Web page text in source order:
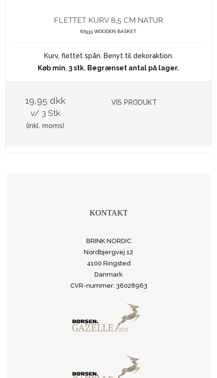
FLETTET KURV 8,5 CM NATUR
67933 WOODEN BASKET
Kurv, flettet spån. Benyt til dekoraktion.
Køb min. 3 stk. Begrænset antal på lager.
19,95 dkk
v/ 3 Stk
(inkl. moms)
VIS PRODUKT
KONTAKT
BRINK NORDIC
Nordbjergvej 12
4100 Ringsted
Danmark
CVR-nummer: 36028963